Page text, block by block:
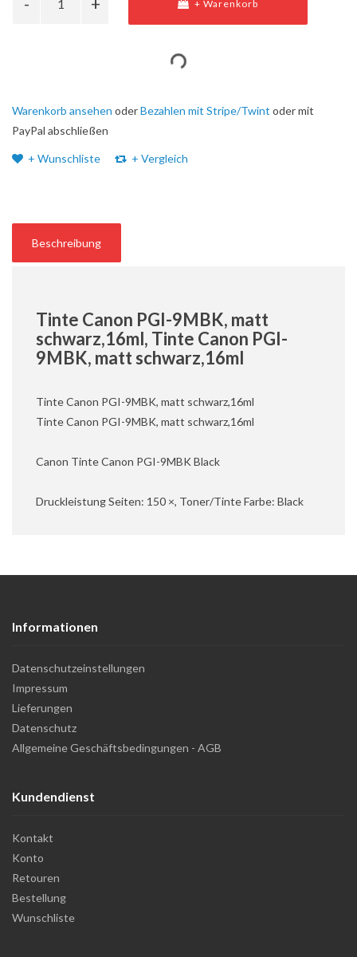
+ Warenkorb
Warenkorb ansehen oderBezahlen mit Stripe/Twint oder mit
PayPal abschließen
+ Wunschliste + Vergleich
Beschreibung
Tinte Canon PGI-9MBK, matt
schwarz,16ml, Tinte Canon PGI-
9MBK, matt schwarz,16ml
Tinte Canon PGI-9MBK, matt schwarz,16ml
Tinte Canon PGI-9MBK, matt schwarz,16ml
Canon Tinte Canon PGI-9MBK Black
Druckleistung Seiten: 150 ×, Toner/Tinte Farbe: Black
Informationen
Datenschutzeinstellungen
Impressum
Lieferungen
Datenschutz
Allgemeine Geschäftsbedingungen - AGB
Kundendienst
Kontakt
Konto
Retouren
Bestellung
Wunschliste